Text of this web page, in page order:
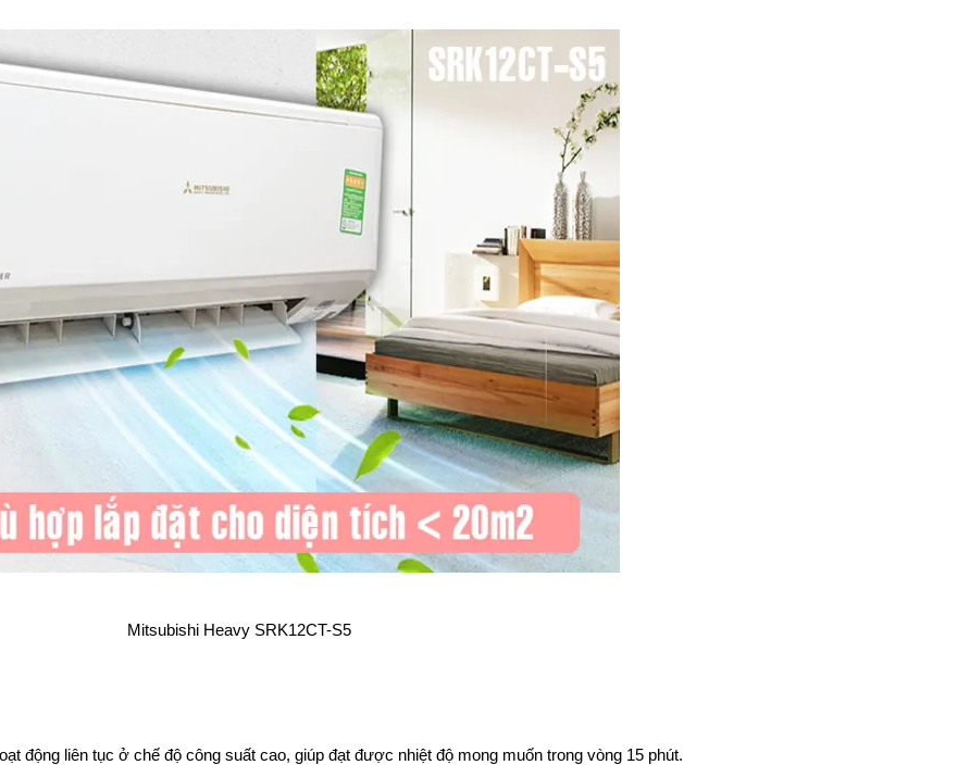
Mitsubishi Heavy SRK12CT-S5
động liên tục ở chế độ công suất cao, giúp đạt được nhiệt độ mong muốn trong vòng 15 phút.